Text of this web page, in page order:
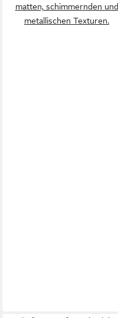
matten, schimmernden und
metallischen Texturen.